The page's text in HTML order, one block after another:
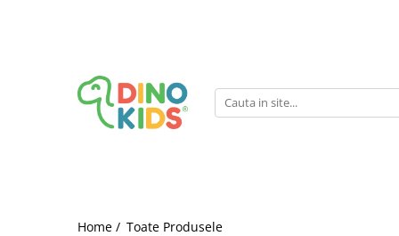
Politica de Retur
Home / Toate Produsele